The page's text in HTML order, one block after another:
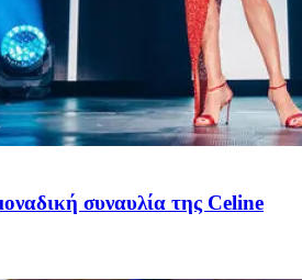
συναυλία της Celine